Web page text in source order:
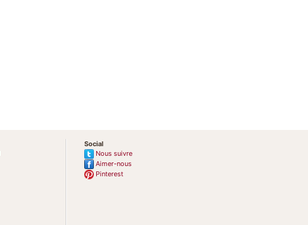
Social
Nous suivre
Aimer-nous
Pinterest